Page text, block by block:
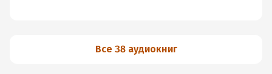
Все 38 аудиокниг